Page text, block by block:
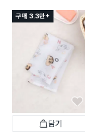
구매 3.3만+
담기